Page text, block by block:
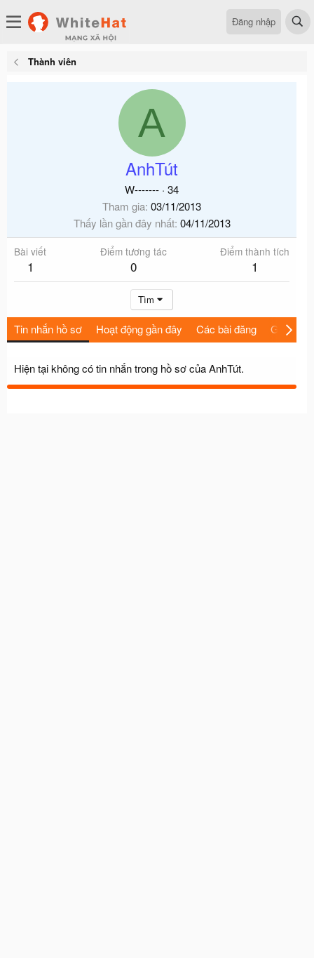
Đăng nhập
Thành viên
A
AnhTút
W------- · 34
Tham gia 03/11/2013
Thấy lần gần đây nhất 04/11/2013
Bài viết
1
Điểm tương tác
0
Điểm thành tích
1
Tìm
Tin nhắn hồ sơ Hoạt động gần đây Các bài đăng Giới thiệu
Hiện tại không có tin nhắn trong hồ sơ của AnhTút.